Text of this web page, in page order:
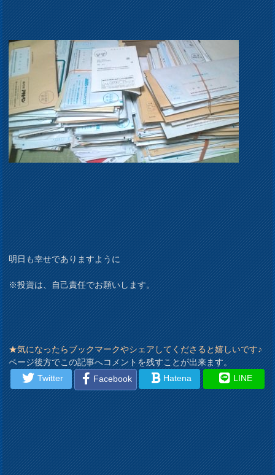
明日も幸せでありますように
※投資は、自己責任でお願いします。
★気になったらブックマークやシェアしてくださると嬉しいです♪
ページ後方でこの記事へコメントを残すことが出来ます。
Twitter
Facebook Hatena LINE